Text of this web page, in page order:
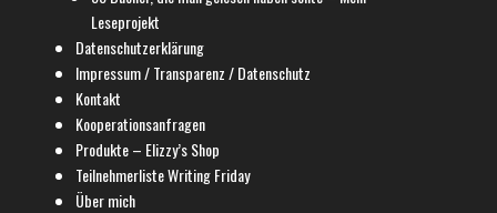
Leseprojekt
Datenschutzerklärung
Impressum / Transparenz / Datenschutz
Kontakt
Kooperationsanfragen
Produkte – Elizzy’s Shop
Teilnehmerliste Writing Friday
Über mich